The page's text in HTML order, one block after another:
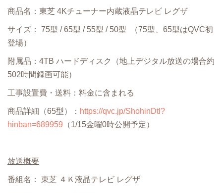
商品名：東芝 4Kチューナー内蔵液晶テレビ レグザ
サイズ： 75型 / 65型 / 55型 / 50型 （75型、65型はQVC初
登場）
附属品：4TB ハードディスク（地上デジタル放送の場合約
502時間録画可能）
工事設置費・送料：料金に含まれる
商品詳細（65型）： https://qvc.jp/ShohinDtl?
hinban=689959 （1/15金曜0時公開予定）
放送概要
番組名： 東芝 ４Ｋ液晶テレビ レグザ